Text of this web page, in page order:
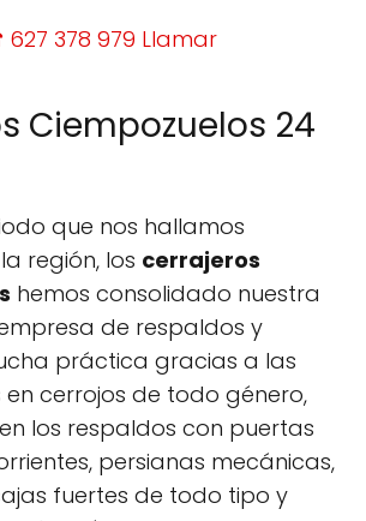
378 979 Llamar
Ciempozuelos 24
que nos hallamos
región, los cerrajeros
hemos consolidado nuestra
de respaldos y
práctica gracias a las
en cerrojos de todo género,
los respaldos con puertas
persianas mecánicas,
fuertes de todo tipo y